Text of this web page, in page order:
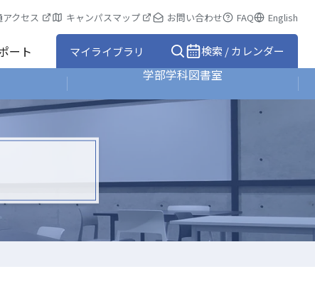
クセス キャンパスマップ お問い合わせ FAQ English
ート マイライブラリ 検索 / カレンダー
学部学科図書室